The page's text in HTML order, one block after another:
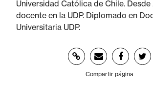
Universidad Católica de Chile. Desde
docente en la UDP. Diplomado en
Universitaria UDP.
Compartir página